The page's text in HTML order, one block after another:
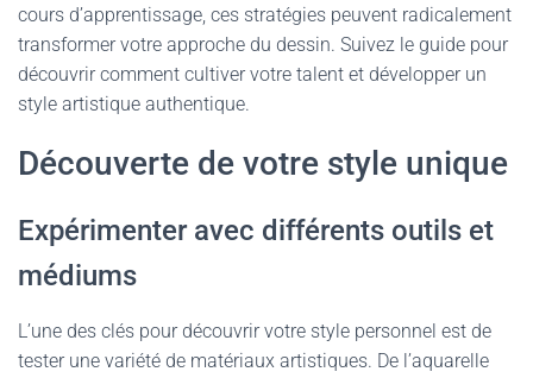
cours d’apprentissage, ces stratégies peuvent radicalement
transformer votre approche du dessin. Suivez le guide pour
découvrir comment cultiver votre talent et développer un
style artistique authentique.
Découverte de votre style unique
Expérimenter avec différents outils et
médiums
L’une des clés pour découvrir votre style personnel est de
tester une variété de matériaux artistiques. De l’aquarelle